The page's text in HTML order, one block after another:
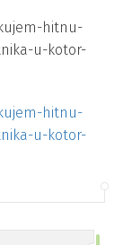
hitnu-
u-kotor-
hitnu-
u-kotor-